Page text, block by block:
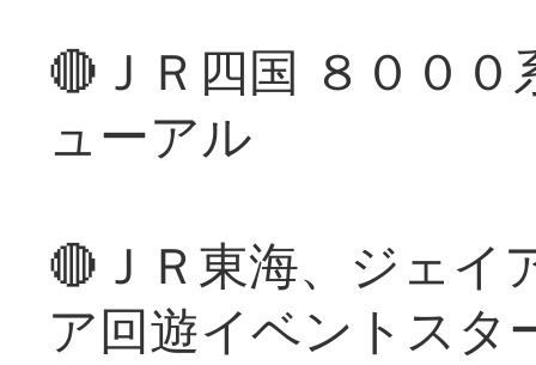
🔴ＪＲ四国 ８００
ューアル
🔴ＪＲ東海、ジェイ
ア回遊イベントスタ